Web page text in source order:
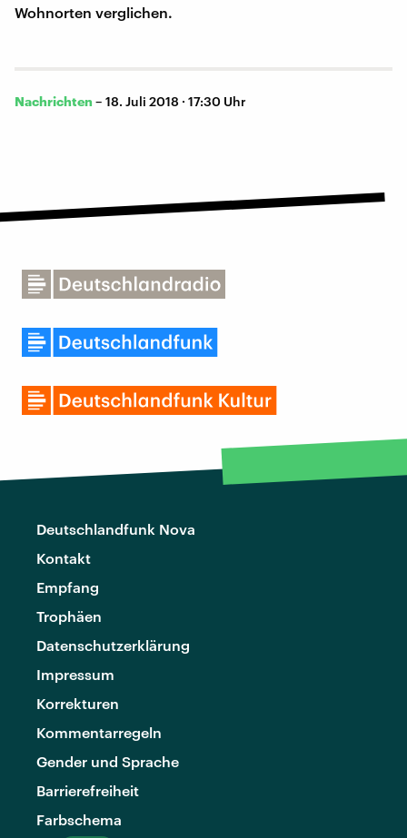
Wohnorten verglichen.
Nachrichten – 18. Juli 2018 · 17:30 Uhr
Deutschlandfunk Nova
Kontakt
Empfang
Trophäen
Datenschutzerklärung
Impressum
Korrekturen
Kommentarregeln
Gender und Sprache
Barrierefreiheit
Farbschema